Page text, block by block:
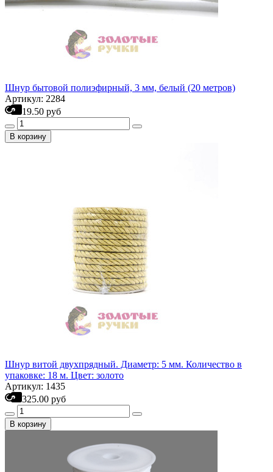
Шнур бытовой полиэфирный, 3 мм, белый (20 метров)
Артикул: 2284
19.50 руб
В корзину
Шнур витой двухпрядный. Диаметр: 5 мм. Количество в
упаковке: 18 м. Цвет: золото
Артикул: 1435
325.00 руб
В корзину